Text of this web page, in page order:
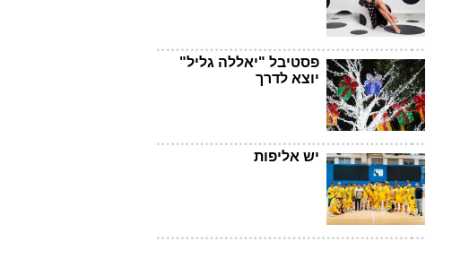
פסטיבל "יאללה גליל"
יוצא לדרך
יש אליפות